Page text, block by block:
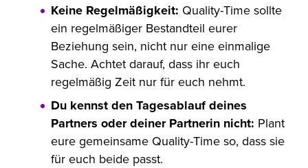
Keine Regelmäßigkeit: Quality-Time sollte
ein regelmäßiger Bestandteil eurer
Beziehung sein, nicht nur eine einmalige
Sache. Achtet darauf, dass ihr euch
regelmäßig Zeit nur für euch nehmt.
Du kennst den Tagesablauf deines
Partners oder deiner Partnerin nicht: Plant
eure gemeinsame Quality-Time so, dass sie
für euch beide passt.